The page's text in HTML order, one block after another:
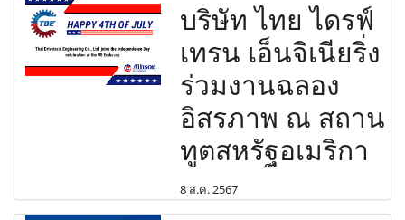
บริษัท ไทย ไดรฟ์
เทรน เอ็นจิเนียริ่ง
ร่วมงานฉลอง
อิสรภาพ ณ สถาน
ทูตสหรัฐอเมริกา
8 ส.ค. 2567